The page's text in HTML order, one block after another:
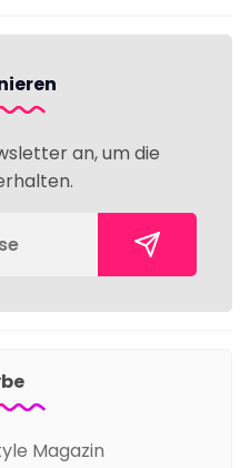
an, um die
Magazin